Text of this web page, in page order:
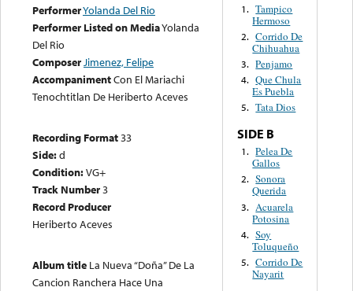
PerformerYolanda Del Rio
Performer Listed on MediaYolanda
Del Rio
ComposerJimenez, Felipe
AccompanimentCon El Mariachi
Tenochtitlan De Heriberto Aceves
Recording Format33
Side:d
Condition:VG+
Track Number3
Record Producer
Heriberto Aceves
Album title La Nueva “Doña” De La
Cancion Ranchera Hace Una
1. Tampico
Hermoso
2. Corrido De
Chihuahua
3. Penjamo
4. Que Chula
Es Puebla
5. Tata Dios
SIDE B
1. Pelea De
Gallos
2. Sonora
Querida
3. Acuarela
Potosina
4. Soy
Toluqueño
5. Corrido De
Nayarit